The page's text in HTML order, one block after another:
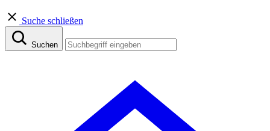
Suche schließen
Suchen